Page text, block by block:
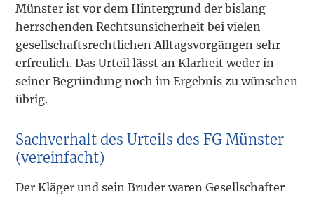
Münster ist vor dem Hintergrund der bislang
herrschenden Rechtsunsicherheit bei vielen
gesellschaftsrechtlichen Alltagsvorgängen sehr
erfreulich. Das Urteil lässt an Klarheit weder in
seiner Begründung noch im Ergebnis zu wünschen
übrig.
Sachverhalt des Urteils des FG Münster
(vereinfacht)
Der Kläger und sein Bruder waren Gesellschafter